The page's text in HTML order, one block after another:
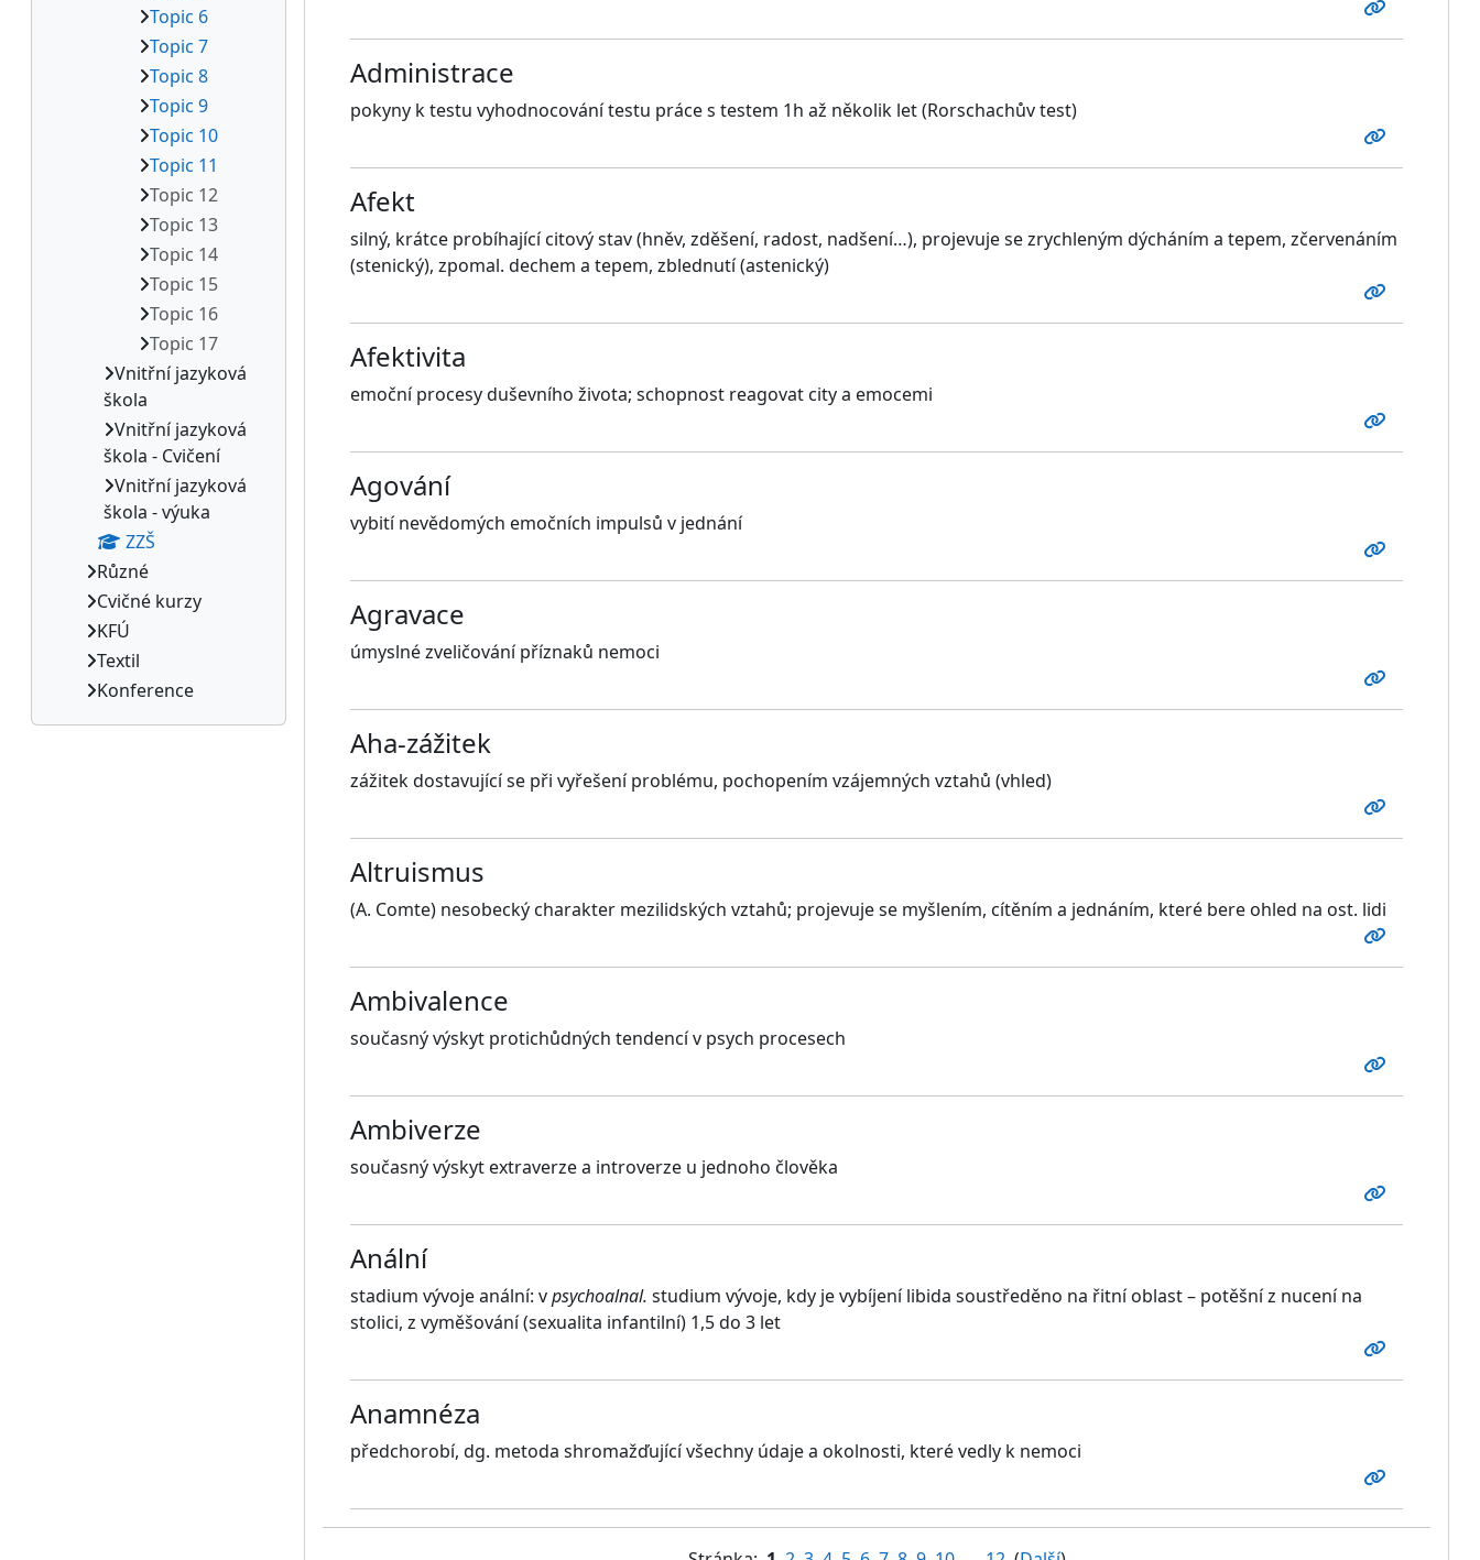
Administrace
pokyny k testu vyhodnocování testu práce s testem 1h až několik let (Rorschachův test)
Afekt
silný, krátce probíhající citový stav (hněv, zděšení, radost, nadšení…), projevuje se zrychleným dýcháním a tepem, zčervenáním
(stenický), zpomal. dechem a tepem, zblednutí (astenický)
Afektivita
emoční procesy duševního života; schopnost reagovat city a emocemi
Agování
vybití nevědomých emočních impulsů v jednání
Agravace
úmyslné zveličování příznaků nemoci
Aha-zážitek
zážitek dostavující se při vyřešení problému, pochopením vzájemných vztahů (vhled)
Altruismus
(A. Comte) nesobecký charakter mezilidských vztahů; projevuje se myšlením, cítěním a jednáním, které bere ohled na ost. lidi
Ambivalence
současný výskyt protichůdných tendencí v psych procesech
Ambiverze
současný výskyt extraverze a introverze u jednoho člověka
Anální
stadium vývoje anální: vpsychoalnal. studium vývoje, kdy je vybíjení libida soustředěno na řitní oblast – potěšní z nucení na
stolici, z vyměšování (sexualita infantilní) 1,5 do 3 let
Anamnéza
předchorobí, dg. metoda shromažďující všechny údaje a okolnosti, které vedly k nemoci
Topic 6
Topic 7
Topic 8
Topic 9
Topic 10
Topic 11
Topic 12
Topic 13
Topic 14
Topic 15
Topic 16
Topic 17
Vnitřní jazyková
škola
Vnitřní jazyková
škola - Cvičení
Vnitřní jazyková
škola - výuka
ZZŠ
Různé
Cvičné kurzy
KFÚ
Textil
Konference